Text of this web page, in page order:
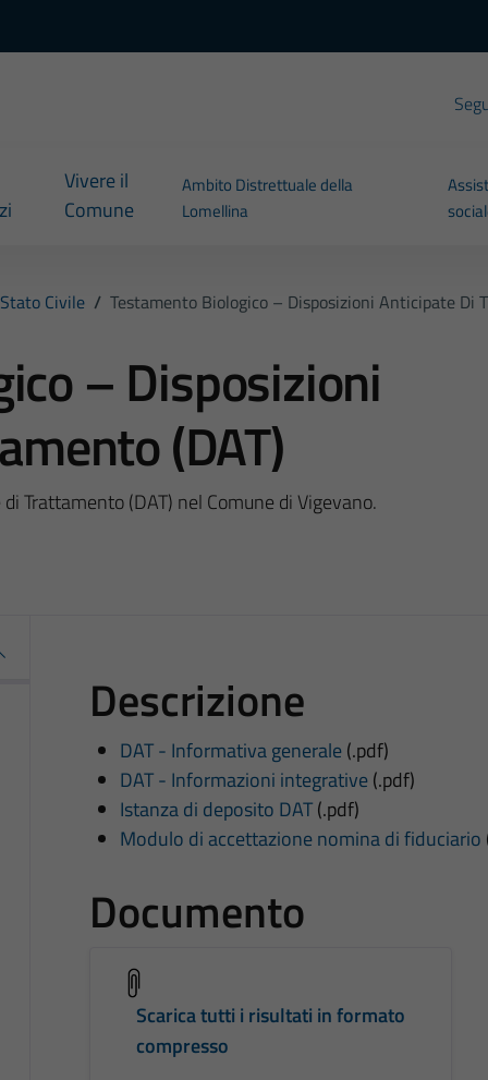
Vivere il
Comune
Ambito Distrettuale della
Lomellina
Stato Civile / Testamento Biologico – Disposizioni Anticipate Di
– Disposizioni
(DAT)
Trattamento (DAT) nel Comune di Vigevano.
Descrizione
DAT - Informativa generale(.pdf)
DAT - Informazioni integrative(.pdf)
Istanza di deposito DAT(.pdf)
Modulo di accettazione nomina di fiduciario
Documento
Scarica tutti i risultati in formato
compresso